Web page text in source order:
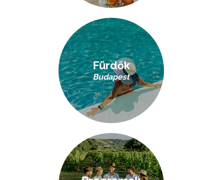
Fürdők
Budapest